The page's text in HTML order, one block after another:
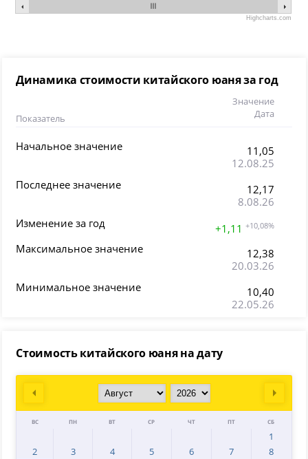
Highcharts.com
Динамика стоимости китайского юаня за год
Показатель
Значение
Дата
Начальное значение
11,05
12.08.25
Последнее значение
12,17
8.08.26
Изменение за год
+1,11 +10,08%
Максимальное значение
12,38
20.03.26
Минимальное значение
10,40
22.05.26
Стоимость китайского юаня на дату
Prev Next
ВС ПН ВТ СР ЧТ ПТ СБ
1
2
3 4 5 6 7
8